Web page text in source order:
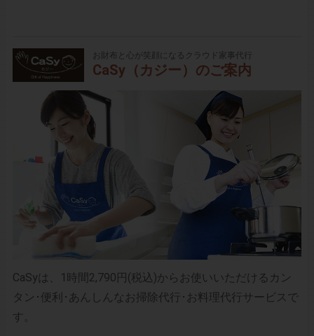
お財布と心が笑顔になるクラウド家事代行
CaSy（カジー）のご案内
CaSyは、1時間2,790円(税込)からお使いいただけるカン
タン･便利･あんしんなお掃除代行･お料理代行サービスで
す。